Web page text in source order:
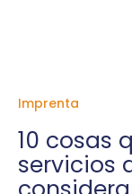
Imprenta
10 cosas
servicios